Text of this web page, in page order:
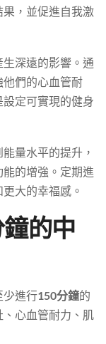
，並促進自我激
深遠的影響。通
們的心血管耐
定可實現的健身
量水平的提升，
的增強。定期進
大的幸福感。
的中
少進行150分鐘的
、心血管耐力、肌